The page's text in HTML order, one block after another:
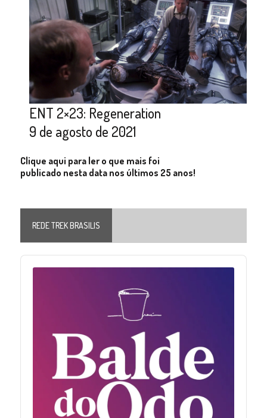
ENT 2×23: Regeneration
9 de agosto de 2021
Clique aqui para ler o que mais foi
publicado nesta data nos últimos 25 anos!
REDE TREK BRASILIS
Audio
Player